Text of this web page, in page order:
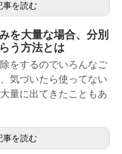
事を読む
を大量な場合、分別
う方法とは
をするのでいろんなご
気づいたら使ってない
量に出てきたこともあ
事を読む